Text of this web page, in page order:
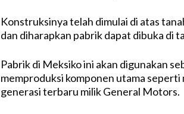
Konstruksinya telah dimulai di atas
dan diharapkan pabrik dapat dibuka di
Pabrik di Meksiko ini akan digunakan
memproduksi komponen utama
generasi terbaru milik General Motors.